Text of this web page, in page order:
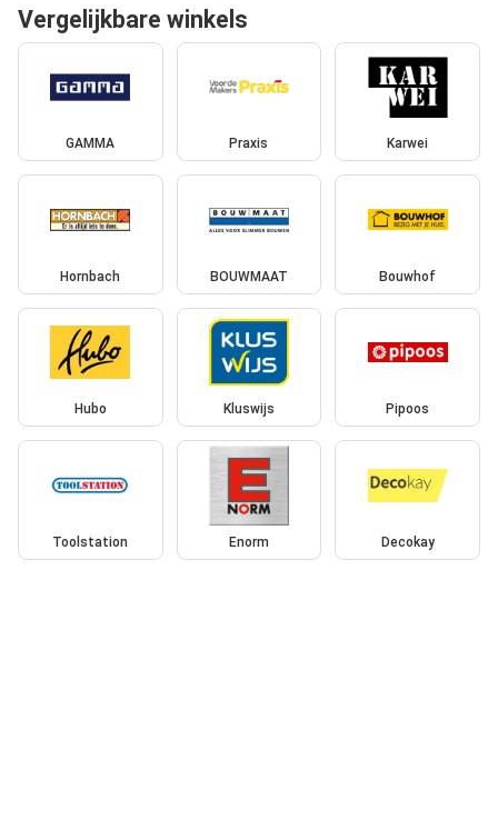
Vergelijkbare winkels
GAMMA Praxis Karwei
Hornbach BOUWMAAT Bouwhof
Hubo Kluswijs Pipoos
Toolstation Enorm Decokay